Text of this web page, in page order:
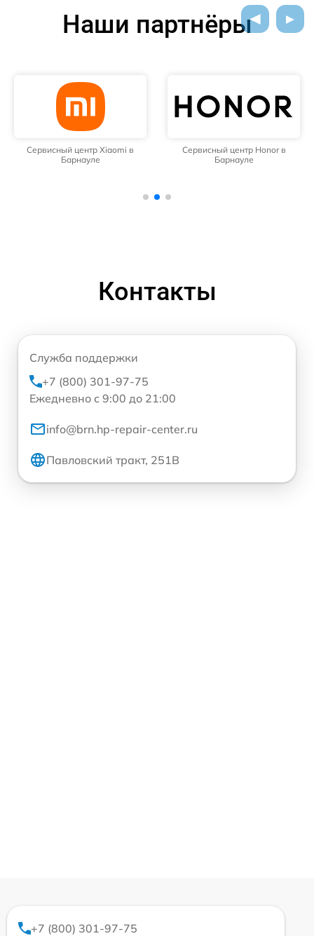
Наши партнёры
Сервисный центр Xiaomi в
Барнауле
Сервисный центр Honor в
Барнауле
Контакты
Служба поддержки
+7 (800) 301-97-75
Ежедневно с 9:00 до 21:00
info@brn.hp-repair-center.ru
Павловский тракт, 251В
+7 (800) 301-97-75